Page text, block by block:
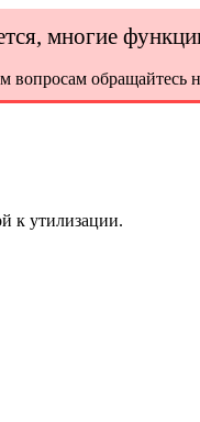
многие
вопросам обращайтесь
к утилизации.